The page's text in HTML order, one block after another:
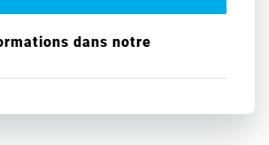
dans notre